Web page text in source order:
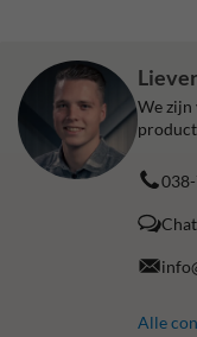
We zijn
Alle